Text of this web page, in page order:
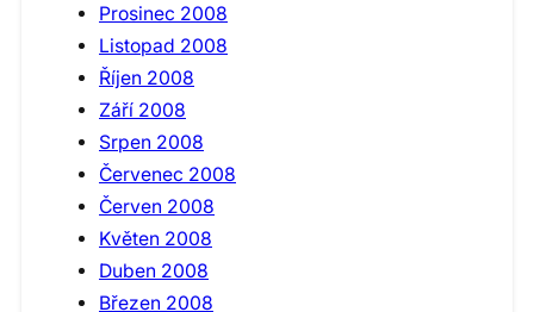
Prosinec 2008
Listopad 2008
Říjen 2008
Září 2008
Srpen 2008
Červenec 2008
Červen 2008
Květen 2008
Duben 2008
Březen 2008